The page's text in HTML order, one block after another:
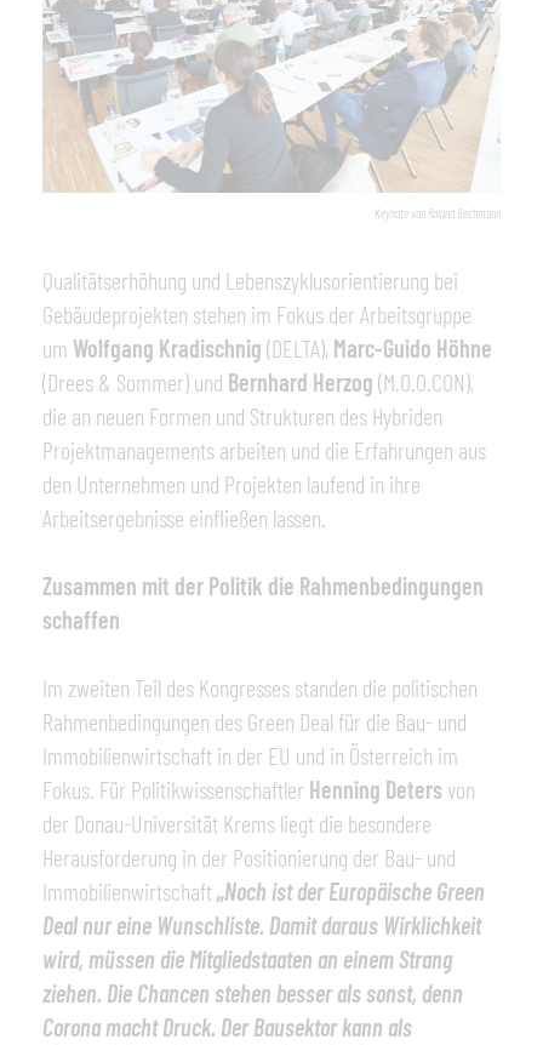
Keynote von Roland Bechmann
Qualitätserhöhung und Lebenszyklusorientierung bei
Gebäudeprojekten stehen im Fokus der Arbeitsgruppe
um Wolfgang Kradischnig (DELTA), Marc-Guido Höhne
(Drees & Sommer) und Bernhard Herzog (M.O.O.CON),
die an neuen Formen und Strukturen des Hybriden
Projektmanagements arbeiten und die Erfahrungen aus
den Unternehmen und Projekten laufend in ihre
Arbeitsergebnisse einfließen lassen.
Zusammen mit der Politik die Rahmenbedingungen
schaffen
Im zweiten Teil des Kongresses standen die politischen
Rahmenbedingungen des Green Deal für die Bau- und
Immobilienwirtschaft in der EU und in Österreich im
Fokus. Für Politikwissenschaftler Henning Deters von
der Donau-Universität Krems liegt die besondere
Herausforderung in der Positionierung der Bau- und
Immobilienwirtschaft„Noch ist der Europäische Green
Deal nur eine Wunschliste. Damit daraus Wirklichkeit
wird, müssen die Mitgliedstaaten an einem Strang
ziehen. Die Chancen stehen besser als sonst, denn
Corona macht Druck. Der Bausektor kann als